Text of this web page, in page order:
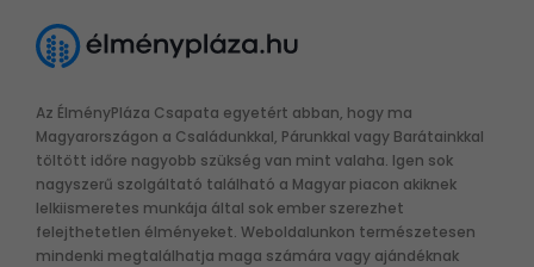
Az ÉlményPláza Csapata egyetért abban, hogy ma
Magyarországon a Családunkkal, Párunkkal vagy Barátainkkal
töltött időre nagyobb szükség van mint valaha. Igen sok
nagyszerű szolgáltató található a Magyar piacon akiknek
lelkiismeretes munkája által sok ember szerezhet
felejthetetlen élményeket. Weboldalunkon természetesen
mindenki megtalálhatja maga számára vagy ajándéknak